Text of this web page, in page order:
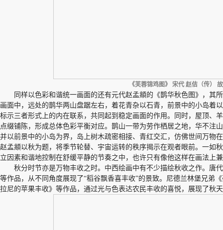
《芙蓉锦鸡图》 宋代 赵佶（传）
同样以色彩和谐统一画面的还有元代赵孟頫的《鹊华秋色图》，其
画面中，远处的鹊华两山盘踞左右，着花青杂以石青，前景中的小岛着
标示三者形式上的内在联系，共同起到稳定画面的作用。同时，屋顶、
点缀铺陈，形成总体色彩平衡对应。鹊山一带为劳作栖居之地，华不注
并以前景中的小岛为界，岛上树木疏密相接、青红交汇，仿佛世间万物
赵孟頫以秋为题，将季节轮替、宇宙运转的秩序揭示在观者眼前。一如
立因素和谐地控制在舒缓平静的节奏之中，也许只有像他这样在画法上
秋分时节亦是万物丰收之时。中西绘画中有不少描绘秋收之作。唐
等作品，从不同角度展现了“稻谷飘香喜丰收”的景致。尼德兰林堡兄弟
拉尼的苹果丰收》等作品，通过光与色表达农民丰收的喜悦，展现了秋